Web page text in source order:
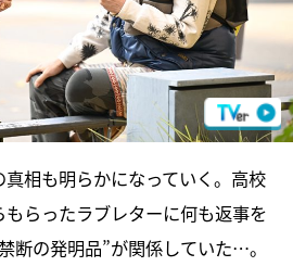
相も明らかになっていく。高校
らったラブレターに何も返事を
断の発明品”が関係していた…。